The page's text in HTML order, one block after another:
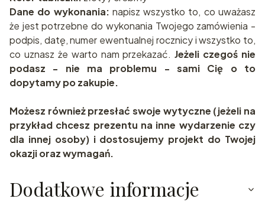
Dane do wykonania: napisz wszystko to, co uważasz
że jest potrzebne do wykonania Twojego zamówienia -
podpis, datę, numer ewentualnej rocznicy i wszystko to,
co uznasz że warto nam przekazać.Jeżeli czegoś nie
podasz - nie ma problemu - sami Cię o to
dopytamy po zakupie.
Możesz również przesłać swoje wytyczne (jeżeli na
przykład chcesz prezentu na inne wydarzenie czy
dla innej osoby) i dostosujemy projekt do Twojej
okazji oraz wymagań.
Dodatkowe informacje